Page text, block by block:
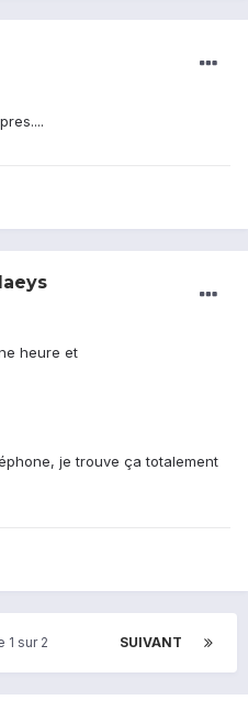
heure et
je trouve ça totalement
SUIVANT
1 sur 2